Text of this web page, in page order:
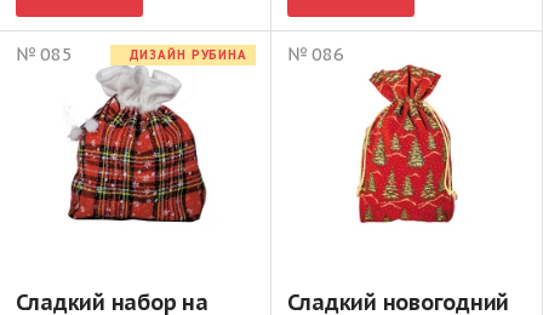
№ 085 ДИЗАЙН РУБИНА
Сладкий набор на
№ 086
Сладкий новогодний